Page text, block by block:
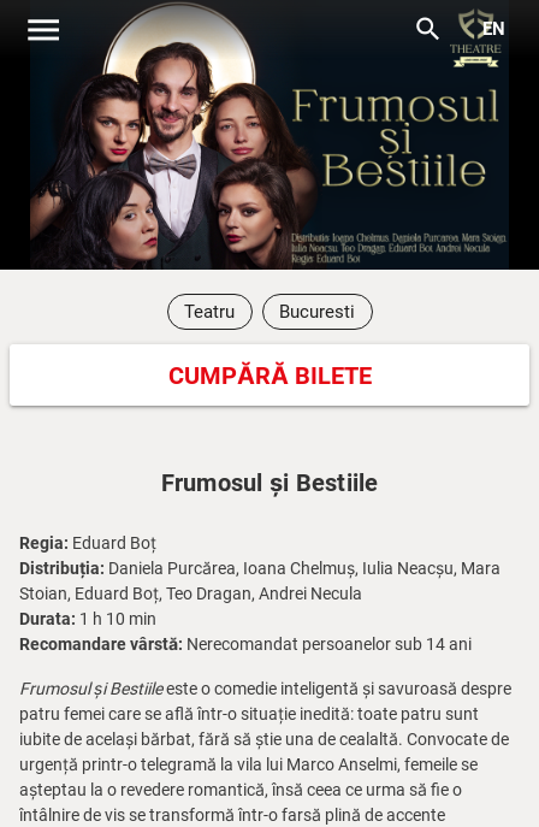
menu search EN
Teatru Bucuresti
CUMPĂRĂ BILETE
Frumosul și Bestiile
Regia: Eduard Boț
Distribuția: Daniela Purcărea, Ioana Chelmuș, Iulia Neacșu, Mara
Stoian, Eduard Boț, Teo Dragan, Andrei Necula
Durata: 1 h 10 min
Recomandare vârstă: Nerecomandat persoanelor sub 14 ani
Frumosul și Bestiileeste o comedie inteligentă și savuroasă despre
patru femei care se află într-o situație inedită: toate patru sunt
iubite de același bărbat, fără să știe una de cealaltă. Convocate de
urgență printr-o telegramă la vila lui Marco Anselmi, femeile se
așteptau la o revedere romantică, însă ceea ce urma să fie o
întâlnire de vis se transformă într-o farsă plină de accente